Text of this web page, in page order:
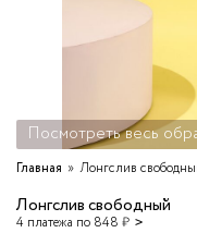
Посмотреть весь
Главная Лонгслив
Лонгслив свободный
4 платежа по 848 ₽